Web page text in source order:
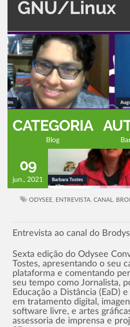
GNU/Linux
CATEGORIA
Blog
09
jun., 2021
ODYSEE ENTREVISTA CANAL
Entrevista ao canal do
Sexta edição do Odysee
Tostes, apresentando o seu
plataforma e comentando
seu tempo como Jornalista,
Educação a Distância (EaD)
em tratamento digital,
software livre, e artes
assessoria de imprensa e